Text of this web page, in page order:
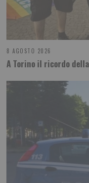
8 AGOSTO 2026
A Torino il ricordo